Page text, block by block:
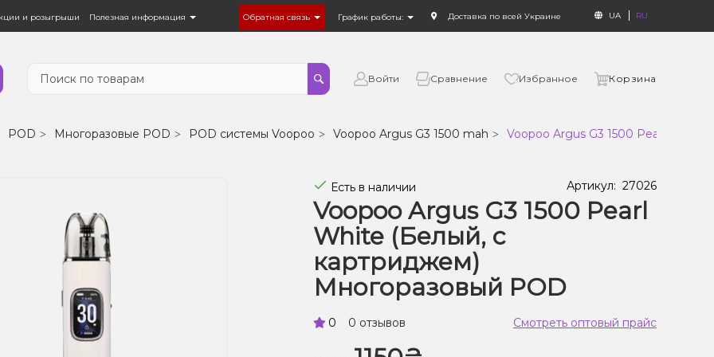
и розыгрыши Полезная информация Обратная связь График работы: Доставка по всей Украине UA RU
Войти Сравнение Избранное Корзина
POD Многоразовые POD POD системы Voopoo Voopoo Argus G3 1500 mah Voopoo Argus G3 1500 Pearl White
Есть в наличии Артикул: 27026
Voopoo Argus G3 1500 Pearl
White (Белый, с
картриджем)
Многоразовый POD
0 0 отзывов Смотреть оптовый прайс